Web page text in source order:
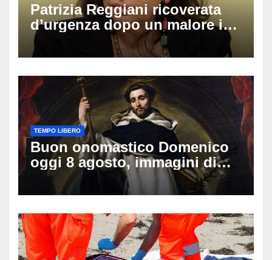
Patrizia Reggiani ricoverata
d’urgenza dopo un malore in
vacanza: come sta oggi l’ex
Lady Gucci
TEMPO LIBERO
Buon onomastico Domenico
oggi 8 agosto, immagini di
auguri da condividere